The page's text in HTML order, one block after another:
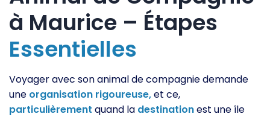
à Maurice – Étapes
Essentielles
Voyager avec son animal de compagnie demande
une organisation rigoureuse,et ce,
particulièrement quand la destinationest une île